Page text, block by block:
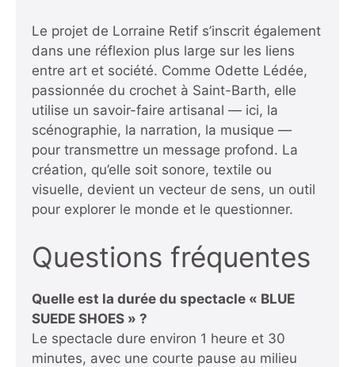
Le projet de Lorraine Retif s’inscrit également
dans une réflexion plus large sur les liens
entre art et société. Comme Odette Lédée,
passionnée du crochet à Saint-Barth, elle
utilise un savoir-faire artisanal — ici, la
scénographie, la narration, la musique —
pour transmettre un message profond. La
création, qu’elle soit sonore, textile ou
visuelle, devient un vecteur de sens, un outil
pour explorer le monde et le questionner.
Questions fréquentes
Quelle est la durée du spectacle « BLUE
SUEDE SHOES » ?
Le spectacle dure environ 1 heure et 30
minutes, avec une courte pause au milieu